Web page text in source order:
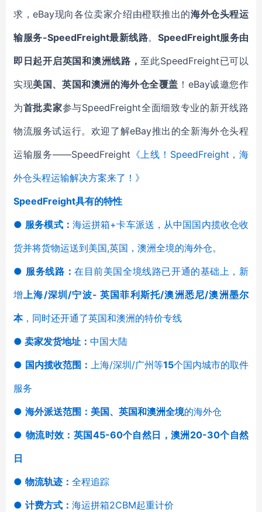
求，eBay现向各位卖家介绍由橙联推出的海外仓头程运
输服务-SpeedFreight最新线路。 SpeedFreight服务由
即日起开启英国和澳洲线路，至此SpeedFreight已可以
实现美国、英国和澳洲 的海外仓全覆盖 ！eBay诚邀您作
为首批卖家参与SpeedFreight全面细致专业的新开线路
物流服务试运行。欢迎了解eBay推出的全新海外仓头程
运输服务——SpeedFreight 《上线！SpeedFreight，海
外仓头程运输解决方案来了！》
SpeedFreight具有的特性
● 服务模式： 海运拼箱+卡车派送，从中国国内揽收仓收
货并将货物运送到美国,英国，澳洲全境的海外仓。
● 服务线路：在目前美国全境线路已开通的基础上，新
增上海/深圳/宁波- 英国菲利斯托/澳洲悉尼/澳洲墨尔
本，同时还开通了英国和澳洲的特价专线
● 卖家发货地址： 中国大陆
● 国内揽收范围： 上海/深圳/广州等15个国内城市的取件
服务
● 海外派送范围： 美国、英国和澳洲全境的海外仓
● 物流时效： 英国45-60个自然日，澳洲20-30个自然
日
● 物流轨迹： 全程追踪
● 计费方式： 海运拼箱2CBM起重计价